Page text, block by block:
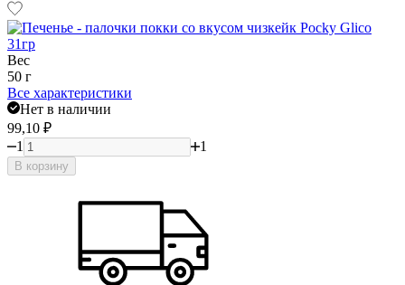
Вес
50 г
Все характеристики
Нет в наличии
99,10 ₽
1
1
В корзину